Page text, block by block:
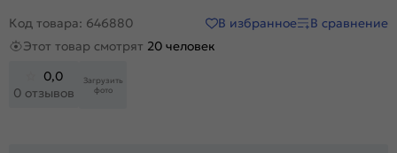
Код товара: 646880 В избранное
В сравнение
Этот товар смотрят 20 человек
0,0
0 отзывов
Загрузить
фото